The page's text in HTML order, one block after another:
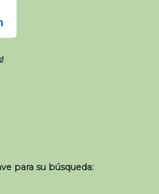
para su búsqueda: